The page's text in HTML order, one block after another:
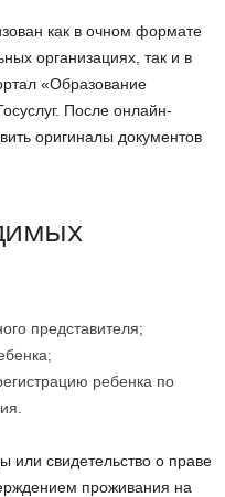
как в очном формате
организациях, так и в
«Образование
После онлайн-
оригиналы документов
представителя;
ребенка по
или свидетельство о праве
проживания на